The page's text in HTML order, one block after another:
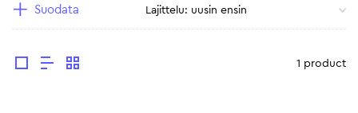
Suodata
1 product